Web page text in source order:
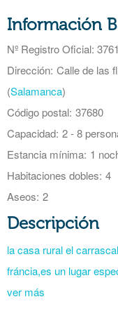
Información
Nº Registro Oficial:
Dirección: Calle de las
(Salamanca)
Código postal: 37680
Capacidad: 2 - 8
Estancia mínima: 1
Habitaciones dobles: 4
Aseos: 2
Descripción
la casa rural el
fráncia,es un lugar
ver más